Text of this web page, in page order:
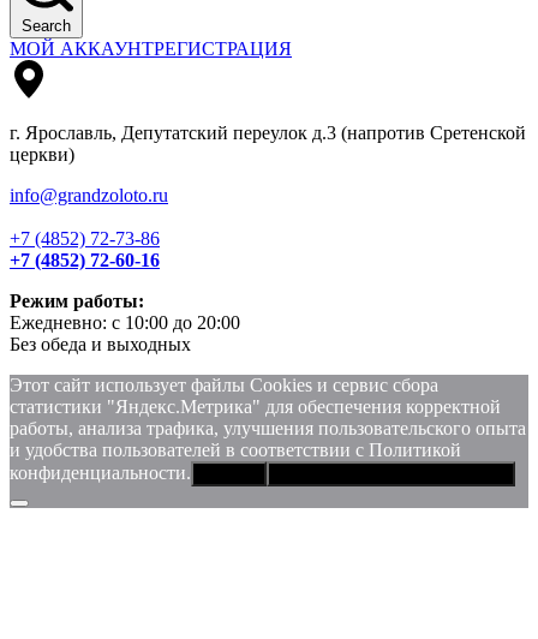
Search
МОЙ АККАУНТРЕГИСТРАЦИЯ
г. Ярославль, Депутатский переулок д.3 (напротив Сретенской
церкви)
info@grandzoloto.ru
+7 (4852) 72-73-86
+7 (4852) 72-60-16
Режим работы:
Ежедневно: с 10:00 до 20:00
Без обеда и выходных
Этот сайт использует файлы Сookies и сервис сбора
статистики "Яндекс.Метрика" для обеспечения корректной
работы, анализа трафика, улучшения пользовательского опыта
и удобства пользователей в соответствии с Политикой
конфиденциальности.